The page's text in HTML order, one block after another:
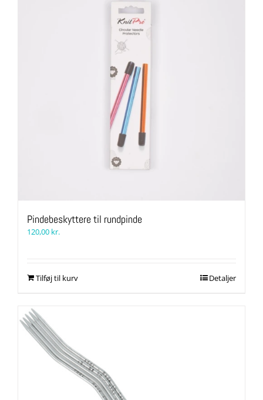
Mulighederne
varesiden
Pindebeskyttere til rundpinde
120,00 kr.
Tilføj til kurv Detaljer